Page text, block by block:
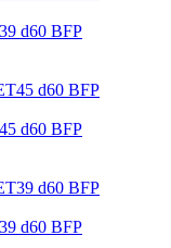
d60 BFP
d60 BFP
d60 BFP